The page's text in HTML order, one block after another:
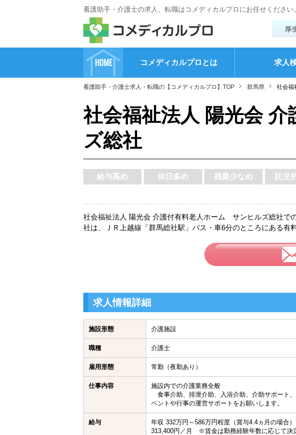
看護助手・介護士の求人、転職はコメディカルプロにお任せください。
厚
HOME コメディカルプロとは 求人
看護助手・介護士求人・転職の【コメディカルプロ】TOP 群馬県 社会福
社会福祉法人 陽光会
ズ総社
給与高め 休日多め 残業少なめ 託児
社会福祉法人 陽光会 介護付有料老人ホーム サンヒルズ総社
社は、ＪＲ上越線「群馬総社駅」バス・車6分のところにある有
求人情報詳細
施設形態 介護施設
職種 介護士
雇用形態 常勤（夜勤あり）
仕事内容
施設内での介護業務全般
食事介助、排泄介助、入浴介助、介助サポート
ベントや行事の運営サポートをお願いします。
給与
年収 332万円～586万円程度（賞与4.4ヵ月の場合
313,400円／月 ※賃金は勤務経験年数に応じて